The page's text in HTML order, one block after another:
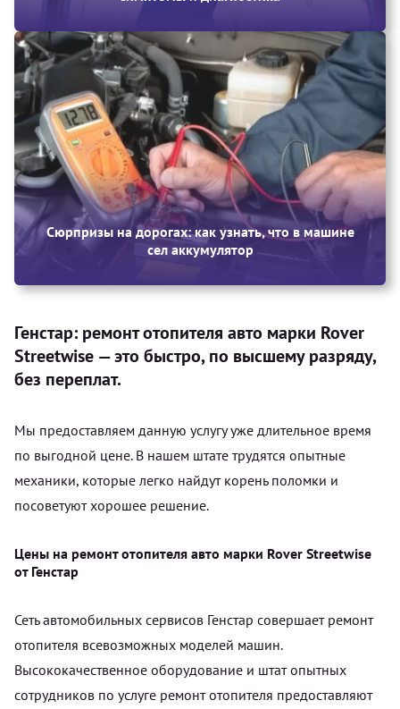
Сюрпризы на дорогах: как узнать, что в машине
сел аккумулятор
Генстар: ремонт отопителя авто марки Rover
Streetwise — это быстро, по высшему разряду,
без переплат.
Мы предоставляем данную услугу уже длительное время
по выгодной цене. В нашем штате трудятся опытные
механики, которые легко найдут корень поломки и
посоветуют хорошее решение.
Цены на ремонт отопителя авто марки Rover Streetwise
от Генстар
Сеть автомобильных сервисов Генстар совершает ремонт
отопителя всевозможных моделей машин.
Высококачественное оборудование и штат опытных
сотрудников по услуге ремонт отопителя предоставляют